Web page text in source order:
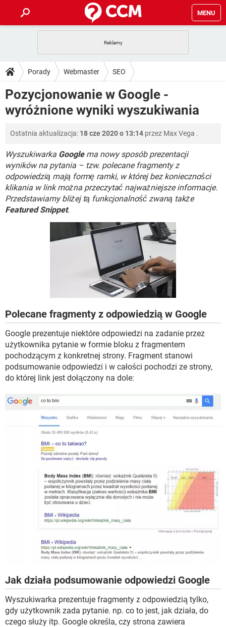
MENU
GRY WHATSAPP
SPOTIFY NETFLIX
INSTAGRAM FACEBOOK
PORADY
PlayStation TIKTOK
GRY WHATSAPP
SPOTIFY NETFLIX
INSTAGRAM FACEBOOK
WINDOWS 10
DO POBRANIA
ANDROID TIKTOK
INSTAGRAM FACEBOOK
WINDOWS 10
FORUM
COVID-19 TIKTOK
GRY WHATSAPP
SPOTIFY NETFLIX
INSTAGRAM FACEBOOK
WINDOWS 10
COVID-19 TIKTOK
GRY WHATSAPP
SPOTIFY NETFLIX
INSTAGRAM
Porady Webmaster SEO
Pozycjonowanie w Google -
wyróżnione wyniki wyszukiwania
Ostatnia aktualizacja: 18 cze 2020 o 13:14 przez Max Vega .
Wyszukiwarka Googlema nowy sposób prezentacji
wyników na pytania – tzw. polecane fragmenty z
odpowiedzią mają formę ramki, w której bez konieczności
klikania w link można przeczytać najważniejsze informacje.
Przedstawiamy bliżej tą funkcjonalność zwaną także
Featured Snippet.
Polecane fragmenty z odpowiedzią w Google
Google prezentuje niektóre odpowiedzi na zadanie przez
użytkownika pytanie w formie bloku z fragmentem
pochodzącym z konkretnej strony. Fragment stanowi
podsumowanie odpowiedzi i w całości pochodzi ze strony,
do której link jest dołączony na dole:
Jak działa podsumowanie odpowiedzi Google
Wyszukiwarka prezentuje fragmenty z odpowiedzią tylko,
gdy użytkownik zada pytanie. np. co to jest, jak działa, do
czego służy itp. Google określa, czy strona zawiera